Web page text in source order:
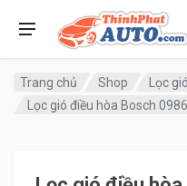
Trang chủ Shop
Lọc
Lọc gió điều hòa Bosch